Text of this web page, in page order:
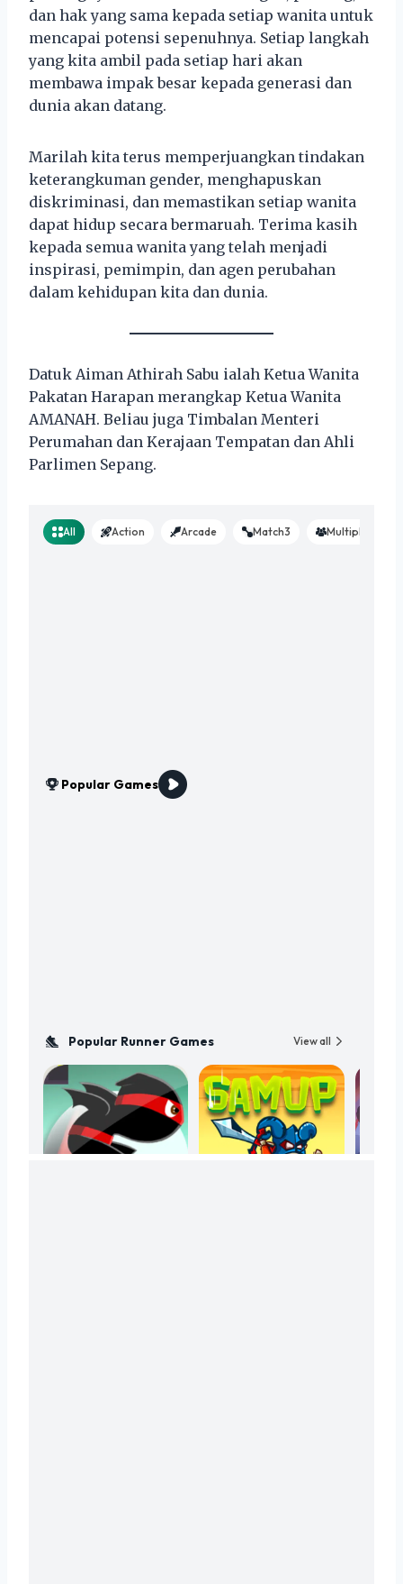
dan hak yang sama kepada setiap wanita untuk
mencapai potensi sepenuhnya. Setiap langkah
yang kita ambil pada setiap hari akan
membawa impak besar kepada generasi dan
dunia akan datang.
Marilah kita terus memperjuangkan tindakan
keterangkuman gender, menghapuskan
diskriminasi, dan memastikan setiap wanita
dapat hidup secara bermaruah. Terima kasih
kepada semua wanita yang telah menjadi
inspirasi, pemimpin, dan agen perubahan
dalam kehidupan kita dan dunia.
Datuk Aiman Athirah Sabu ialah Ketua Wanita
Pakatan Harapan merangkap Ketua Wanita
AMANAH. Beliau juga Timbalan Menteri
Perumahan dan Kerajaan Tempatan dan Ahli
Parlimen Sepang.